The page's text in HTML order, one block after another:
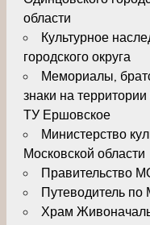
области
Культурное
городского округа
Мемориалы,
знаки на
ТУ Ершовское
Министерство
Московской области
Правительство
Путеводитель по
Храм